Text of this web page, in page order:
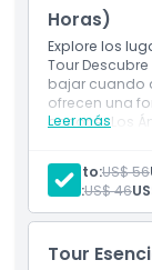
de viajes
experimente la
Aspectos
Inclusiones
Política para
Horas)
Explore los
Tour
bajar cuando
ofrecen una
conocer Los
Leer más
Adulto:US$ 56
Niño:US$ 46
Tour